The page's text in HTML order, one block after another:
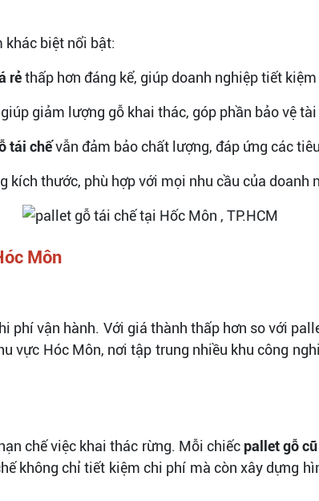
biệt nổi bật:
rẻthấp hơn đáng kể, giúp doanh nghiệp tiết
giúp giảm lượng gỗ khai thác, góp phần bảo vệ
tái chếvẫn đảm bảo chất lượng, đáp ứng các
kích thước, phù hợp với mọi nhu cầu của doanh
Môn
phí vận hành. Với giá thành thấp hơn so với
vực Hóc Môn, nơi tập trung nhiều khu công
chế việc khai thác rừng. Mỗi chiếc pallet gỗ cũ
không chỉ tiết kiệm chi phí mà còn xây dựng